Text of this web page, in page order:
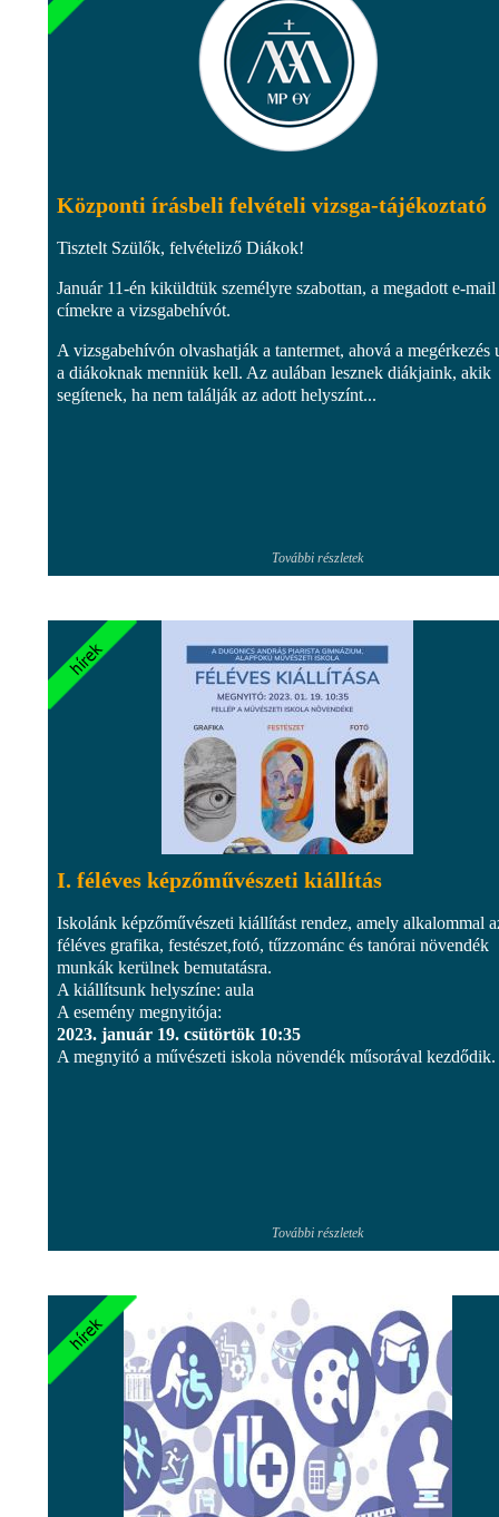
Központi írásbeli felvételi vizsga-tájékoztató
Tisztelt Szülők, felvételiző Diákok!
Január 11-én kiküldtük személyre szabottan, a megadott e-mail
címekre a vizsgabehívót.
A vizsgabehívón olvashatják a tantermet, ahová a megérkezés
a diákoknak menniük kell. Az aulában lesznek diákjaink, akik
segítenek, ha nem találják az adott helyszínt...
További részletek
I. féléves képzőművészeti kiállítás
Iskolánk képzőművészeti kiállítást rendez, amely alkalommal
féléves grafika, festészet,fotó, tűzzománc és tanórai növendék
munkák kerülnek bemutatásra.
A kiállítsunk helyszíne: aula
A esemény megnyitója:
2023. január 19. csütörtök 10:35
A megnyitó a művészeti iskola növendék műsorával kezdődik.
További részletek